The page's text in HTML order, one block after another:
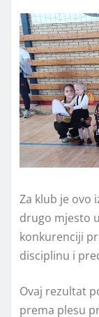
Za klub je ovo
drugo mjesto
konkurenciji
disciplinu i
Ovaj rezultat
prema plesu